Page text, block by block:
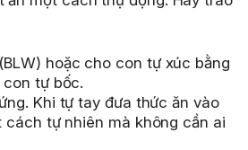
hoặc cho con tự xúc bằng
tự bốc.
Khi tự tay đưa thức ăn vào
tự nhiên mà không cần ai